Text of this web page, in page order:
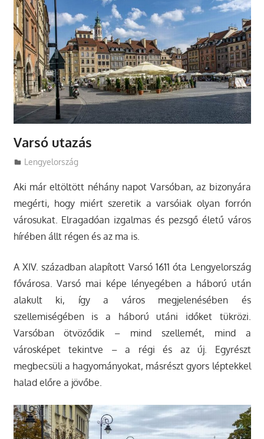
Varsó utazás
Utazasok.org
Lengyelország
Aki már eltöltött néhány napot Varsóban, az bizonyára
megérti, hogy miért szeretik a varsóiak olyan forrón
városukat. Elragadóan izgalmas és pezsgő életű város
hírében állt régen és az ma is.
A XIV. században alapított Varsó 1611 óta Lengyelország
fővárosa. Varsó mai képe lényegében a háború után
alakult ki, így a város megjelenésében és
szellemiségében is a háború utáni időket tükrözi.
Varsóban ötvöződik – mind szellemét, mind a
városképet tekintve – a régi és az új. Egyrészt
megbecsüli a hagyományokat, másrészt gyors léptekkel
halad előre a jövőbe.